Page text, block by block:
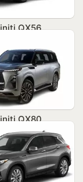
QX56
QX80